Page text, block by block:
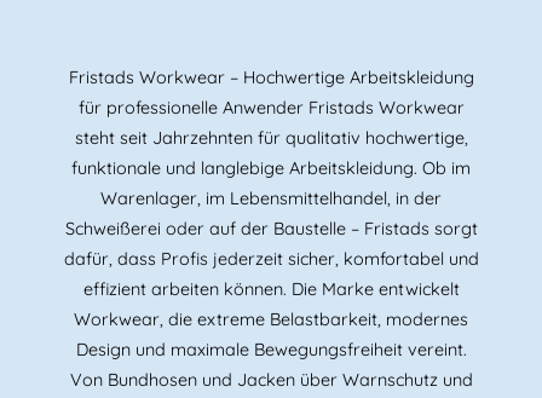
Fristads Workwear – Hochwertige Arbeitskleidung
für professionelle Anwender Fristads Workwear
steht seit Jahrzehnten für qualitativ hochwertige,
funktionale und langlebige Arbeitskleidung. Ob im
Warenlager, im Lebensmittelhandel, in der
Schweißerei oder auf der Baustelle – Fristads sorgt
dafür, dass Profis jederzeit sicher, komfortabel und
effizient arbeiten können. Die Marke entwickelt
Workwear, die extreme Belastbarkeit, modernes
Design und maximale Bewegungsfreiheit vereint.
Von Bundhosen und Jacken über Warnschutz und